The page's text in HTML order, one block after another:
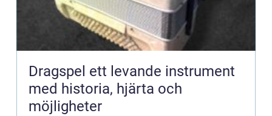
Dragspel ett levande instrument
med historia, hjärta och
möjligheter